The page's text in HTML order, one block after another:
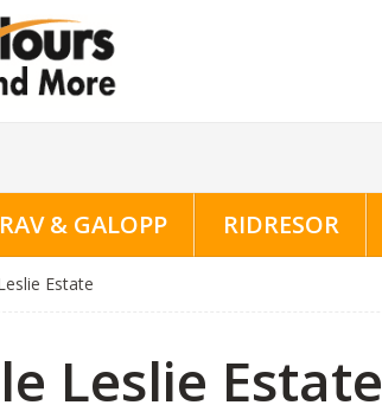
& GALOPP RIDRESOR
Estate
Leslie Estate